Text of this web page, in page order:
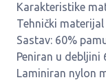
Karakteristike
Tehnički
Sastav: 60%
Peniran u debljini
Laminiran nylon